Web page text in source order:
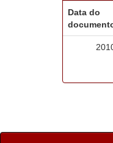
Data do